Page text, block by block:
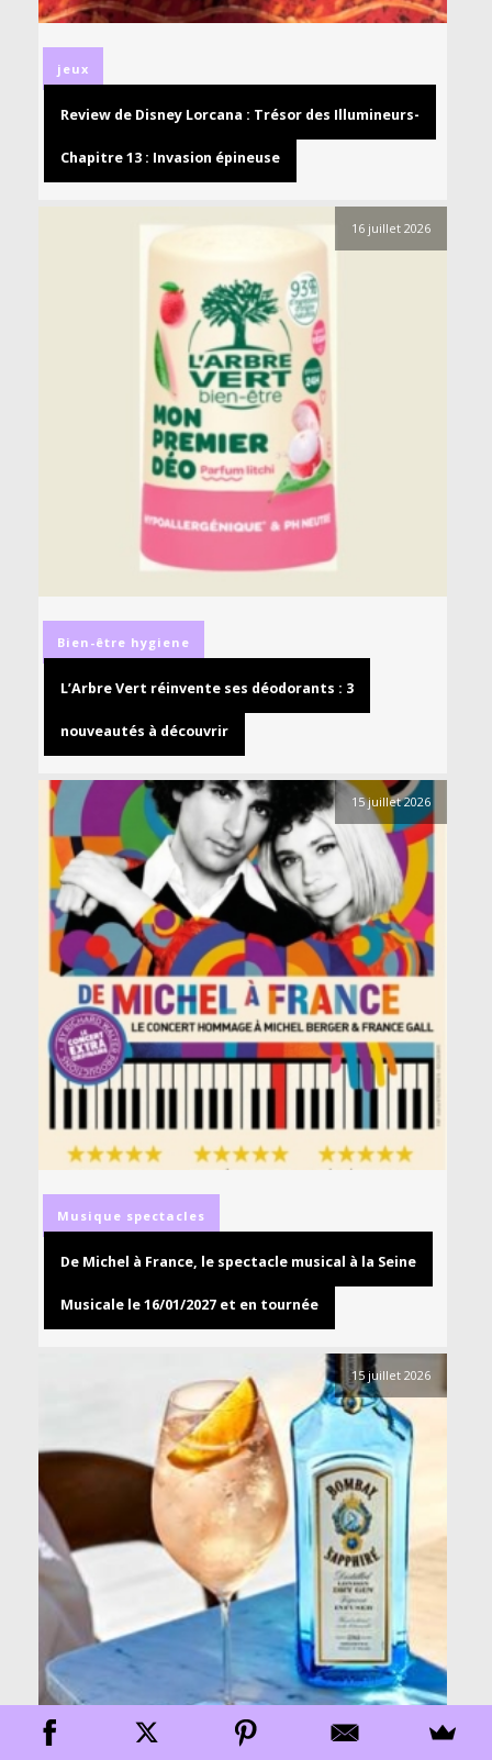
jeux
Review de Disney Lorcana : Trésor des Illumineurs-
Chapitre 13 : Invasion épineuse
16 juillet 2026
Bien-être hygiene
L’Arbre Vert réinvente ses déodorants : 3
nouveautés à découvrir
15 juillet 2026
Musique spectacles
De Michel à France, le spectacle musical à la Seine
Musicale le 16/01/2027 et en tournée
15 juillet 2026